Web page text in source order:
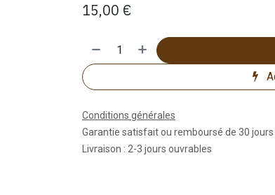
15,00 €
Conditions générales
Garantie satisfait ou remboursé de 30 jours
Livraison : 2-3 jours ouvrables